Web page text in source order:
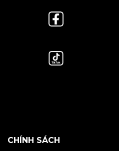
CHÍNH SÁCH